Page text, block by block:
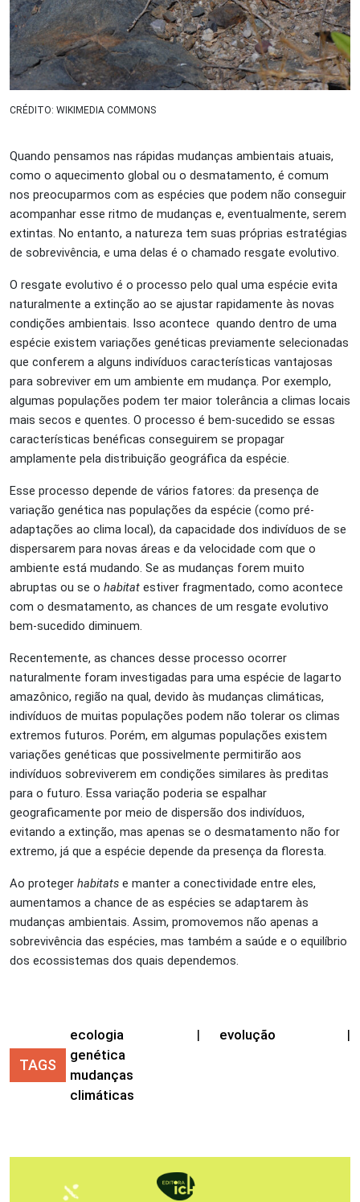
CRÉDITO: WIKIMEDIA COMMONS
Quando pensamos nas rápidas mudanças ambientais atuais,
como o aquecimento global ou o desmatamento, é comum
nos preocuparmos com as espécies que podem não conseguir
acompanhar esse ritmo de mudanças e, eventualmente, serem
extintas. No entanto, a natureza tem suas próprias estratégias
de sobrevivência, e uma delas é o chamado resgate evolutivo.
O resgate evolutivo é o processo pelo qual uma espécie evita
naturalmente a extinção ao se ajustar rapidamente às novas
condições ambientais. Isso acontece quando dentro de uma
espécie existem variações genéticas previamente selecionadas
que conferem a alguns indivíduos características vantajosas
para sobreviver em um ambiente em mudança. Por exemplo,
algumas populações podem ter maior tolerância a climas locais
mais secos e quentes. O processo é bem-sucedido se essas
características benéficas conseguirem se propagar
amplamente pela distribuição geográfica da espécie.
Esse processo depende de vários fatores: da presença de
variação genética nas populações da espécie (como pré-
adaptações ao clima local), da capacidade dos indivíduos de se
dispersarem para novas áreas e da velocidade com que o
ambiente está mudando. Se as mudanças forem muito
abruptas ou se o habitat estiver fragmentado, como acontece
com o desmatamento, as chances de um resgate evolutivo
bem-sucedido diminuem.
Recentemente, as chances desse processo ocorrer
naturalmente foram investigadas para uma espécie de lagarto
amazônico, região na qual, devido às mudanças climáticas,
indivíduos de muitas populações podem não tolerar os climas
extremos futuros. Porém, em algumas populações existem
variações genéticas que possivelmente permitirão aos
indivíduos sobreviverem em condições similares às preditas
para o futuro. Essa variação poderia se espalhar
geograficamente por meio de dispersão dos indivíduos,
evitando a extinção, mas apenas se o desmatamento não for
extremo, já que a espécie depende da presença da floresta.
Ao proteger habitats e manter a conectividade entre eles,
aumentamos a chance de as espécies se adaptarem às
mudanças ambientais. Assim, promovemos não apenas a
sobrevivência das espécies, mas também a saúde e o equilíbrio
dos ecossistemas dos quais dependemos.
TAGS
ecologia | evolução
|
genética
mudanças
climáticas